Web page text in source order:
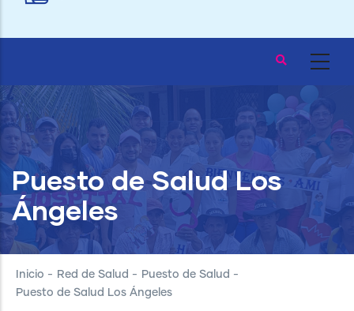
Puesto de Salud Los
Ángeles
Inicio - Red de Salud - Puesto de Salud -
Puesto de Salud Los Ángeles